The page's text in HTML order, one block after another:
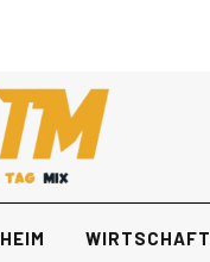
HEIM WIRTSCHAFT